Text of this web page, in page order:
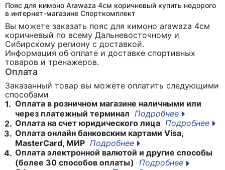
Пояс для кимоно Arawaza 4см коричневый купить недорого
в интернет-магазине Спорткомплект
Вы можете заказать пояс для кимоно arawaza 4см
коричневый по всему Дальневосточному и
Сибирскому региону с доставкой.
Информация об оплате и доставке спортивных
товаров и тренажеров.
Оплата
Заказанный товар вы можете оплатить следующими
способами
1. Оплата в розничном магазине наличными или
через платежный терминал Подробнее
2. Оплата на счет юридического лица Подробнее
3. Оплата онлайн банковским картами Visa,
MasterCard, МИР Подробнее
4. Оплата электронной валютой и другие способы
(более 30 способов оплаты) Подробнее